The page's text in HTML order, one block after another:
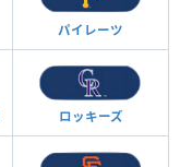
パイレーツ
ロッキーズ